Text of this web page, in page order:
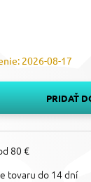
2026-08-17
PRIDAŤ
80 €
tovaru do 14 dní